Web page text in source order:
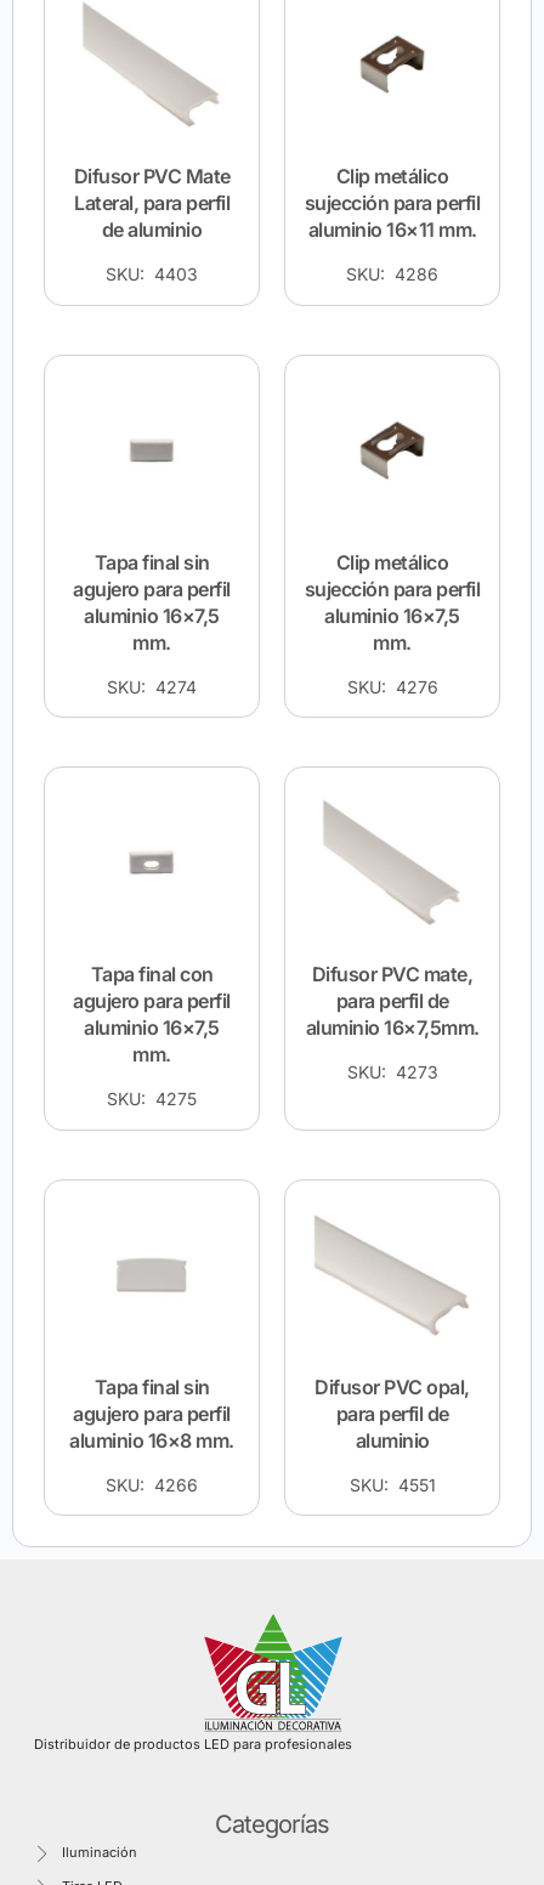
Difusor PVC Mate
Lateral, para perfil
de aluminio
SKU: 4403
Clip metálico
sujección para perfil
aluminio 16×11 mm.
SKU: 4286
Tapa final sin
agujero para perfil
aluminio 16×7,5
mm.
SKU: 4274
Clip metálico
sujección para perfil
aluminio 16×7,5
mm.
SKU: 4276
Tapa final con
agujero para perfil
aluminio 16×7,5
mm.
SKU: 4275
Difusor PVC mate,
para perfil de
aluminio 16×7,5mm.
SKU: 4273
Tapa final sin
agujero para perfil
aluminio 16×8 mm.
SKU: 4266
Difusor PVC opal,
para perfil de
aluminio
SKU: 4551
Distribuidor de productos LED para profesionales
Categorías
Iluminación